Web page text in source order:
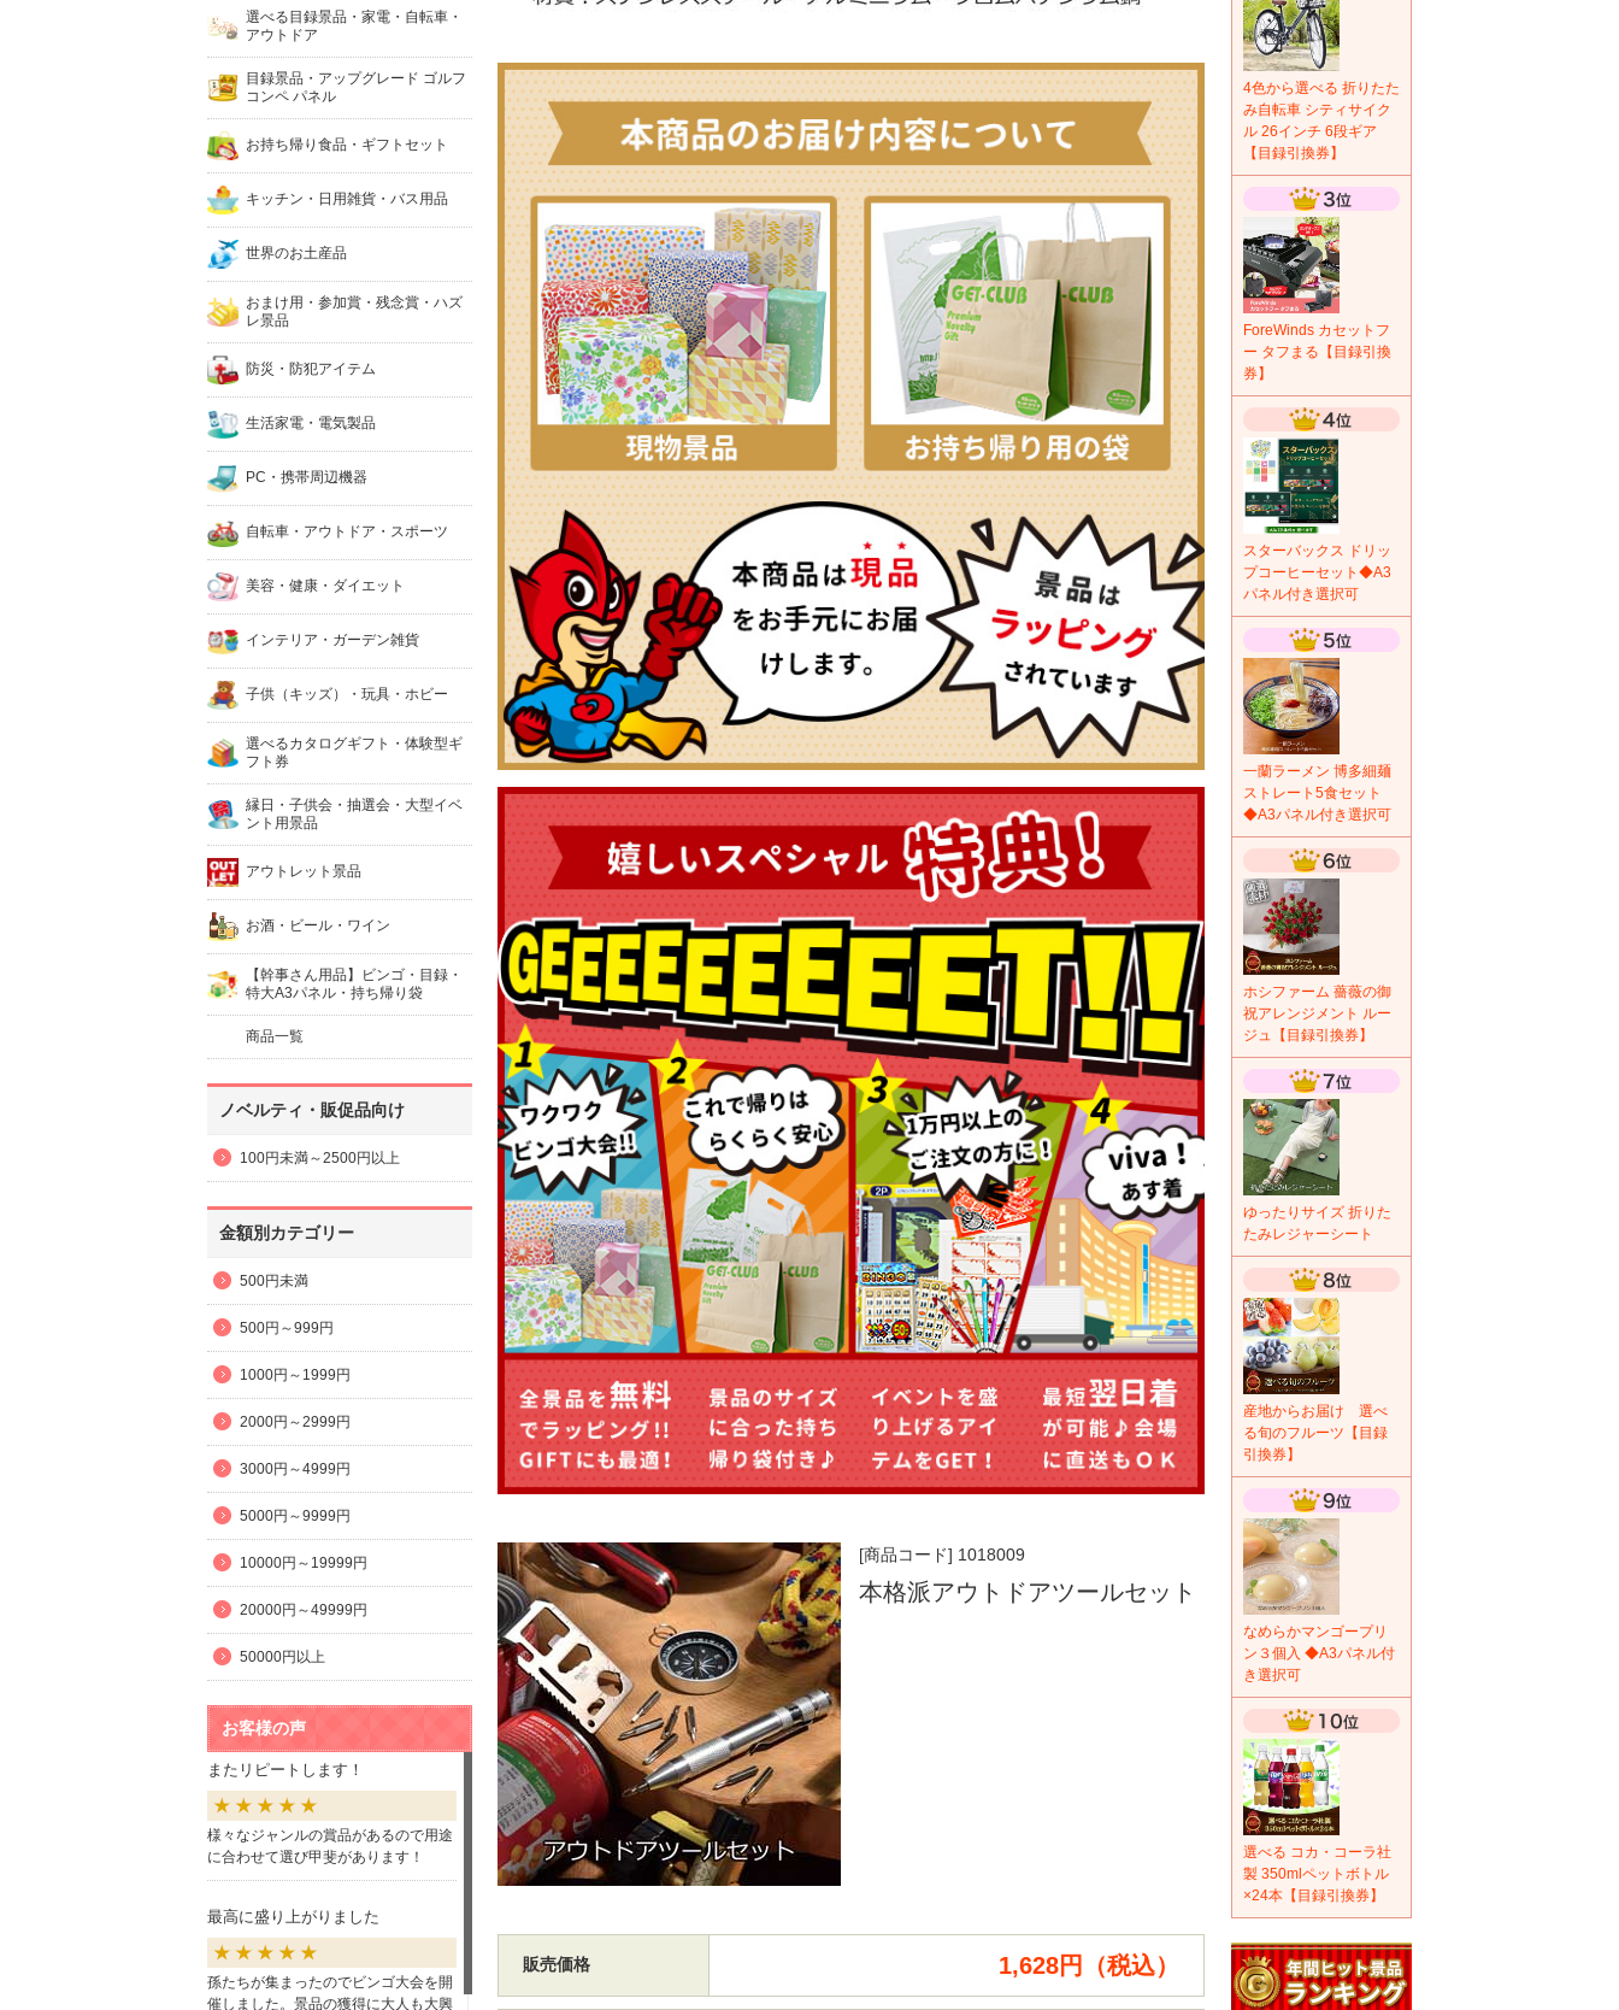
選べる目録景品・家電・自転車・
アウトドア
目録景品・アップグレード ゴルフ
コンペ パネル
お持ち帰り食品・ギフトセット
キッチン・日用雑貨・バス用品
世界のお土産品
おまけ用・参加賞・残念賞・ハズ
レ景品
防災・防犯アイテム
生活家電・電気製品
PC・携帯周辺機器
自転車・アウトドア・スポーツ
美容・健康・ダイエット
インテリア・ガーデン雑貨
子供（キッズ）・玩具・ホビー
選べるカタログギフト・体験型ギ
フト券
縁日・子供会・抽選会・大型イベ
ント用景品
アウトレット景品
お酒・ビール・ワイン
【幹事さん用品】ビンゴ・目録・
特大A3パネル・持ち帰り袋
商品一覧
ノベルティ・販促品向け
100円未満～2500円以上
金額別カテゴリー
500円未満
500円～999円
1000円～1999円
2000円～2999円
3000円～4999円
5000円～9999円
10000円～19999円
20000円～49999円
50000円以上
お客様の声
またリピートします！
様々なジャンルの賞品があるので用途
に合わせて選び甲斐があります！
最高に盛り上がりました
孫たちが集まったのでビンゴ大会を開
催しました。景品の獲得に大人も大興
[商品コード] 1018009
本格派アウトドアツールセット
販売価格 1,628円（税込）
4色から選べる 折りたた
み自転車 シティサイク
ル 26インチ 6段ギア
【目録引換券】
ForeWinds カセットフ
ー タフまる【目録引換
券】
スターバックス ドリッ
プコーヒーセット◆A3
パネル付き選択可
一蘭ラーメン 博多細麺
ストレート5食セット
◆A3パネル付き選択可
ホシファーム 薔薇の御
祝アレンジメント ルー
ジュ【目録引換券】
ゆったりサイズ 折りた
たみレジャーシート
産地からお届け 選べ
る旬のフルーツ【目録
引換券】
なめらかマンゴープリ
ン３個入 ◆A3パネル付
き選択可
選べる コカ・コーラ社
製 350mlペットボトル
×24本【目録引換券】